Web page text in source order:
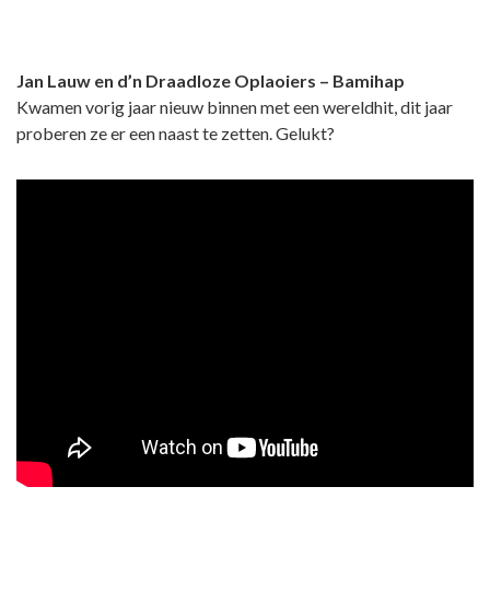
Jan Lauw en d’n Draadloze Oplaoiers – Bamihap
Kwamen vorig jaar nieuw binnen met een wereldhit, dit jaar
proberen ze er een naast te zetten. Gelukt?